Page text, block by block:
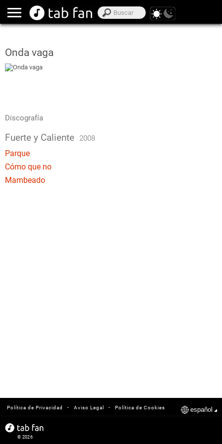
Onda vaga
Discografía
Fuerte y Caliente 2008
Parque
Cómo que no
Mambeado
Política de Cookies
-
Aviso Legal
-
Política de Privacidad español
© 2026